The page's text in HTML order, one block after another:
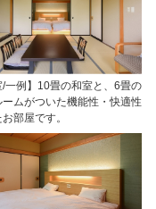
/一例】10畳の和室と、6畳の
ムがついた機能性・快適性
部屋です。